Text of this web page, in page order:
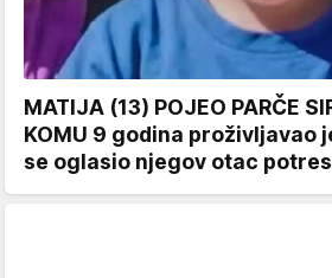
MATIJA (13) POJEO PARČE
KOMU 9 godina proživljavao
se oglasio njegov otac